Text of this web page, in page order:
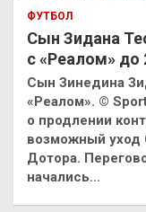
ФУТБОЛ
Сын Зидана
с «Реалом» до
Сын Зинедина
«Реалом». ©
о продлении
возможный уход
Дотора.
начались…